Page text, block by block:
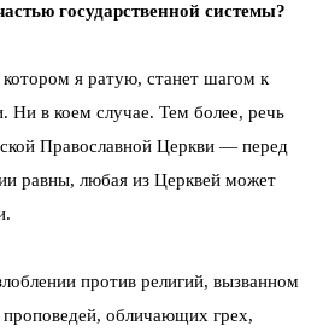
государственной системы?
я ратую, станет шагом к
Ни в коем случае. Тем более, речь
Православной Церкви — перед
равны, любая из Церквей может
против религий, вызванном
обличающих грех,